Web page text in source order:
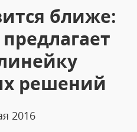
ближе:
решений
2016